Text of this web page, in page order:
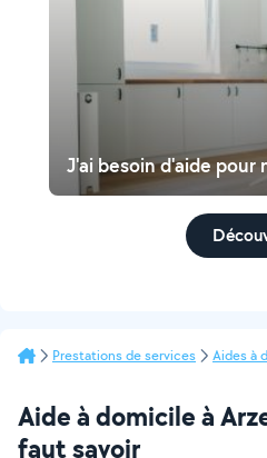
J'ai besoin d'aide
Prestations de services Aides à
Aide à domicile à
faut savoir